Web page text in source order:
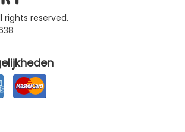
rights reserved.